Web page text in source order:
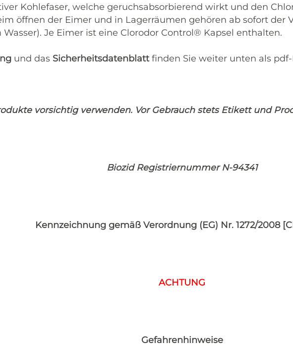
Kohlefaser, welche geruchsabsorbierend wirkt und den
öffnen der Eimer und in Lagerräumen gehören ab sofort der
Je Eimer ist eine Clorodor Control® Kapsel enthalten.
und das Sicherheitsdatenblattfinden Sie weiter unten als
vorsichtig verwenden. Vor Gebrauch stets Etikett und
Biozid Registriernummer N-94341
Kennzeichnung gemäß Verordnung (EG) Nr. 1272/2008
ACHTUNG
Gefahrenhinweise